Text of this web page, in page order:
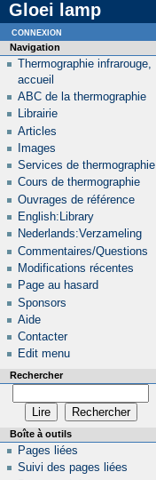
Gloei lamp
Navigation
Thermographie infrarouge,
accueil
ABC de la thermographie
Librairie
Articles
Images
Services de thermographie
Cours de thermographie
Ouvrages de référence
English:Library
Nederlands:Verzameling
Commentaires/Questions
Modifications récentes
Page au hasard
Sponsors
Aide
Contacter
Edit menu
Rechercher
Boîte à outils
Pages liées
Suivi des pages liées
connexion